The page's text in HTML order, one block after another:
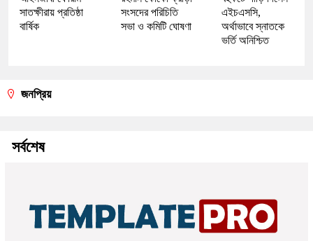
সাতক্ষীরায় প্রতিষ্ঠা
বার্ষিক
সংসদের পরিচিতি
সভা ও কমিটি ঘোষণা
এইচএসসি,
অর্থাভাবে স্নাতকে
ভর্তি অনিশ্চিত
জনপ্রিয়
সর্বশেষ